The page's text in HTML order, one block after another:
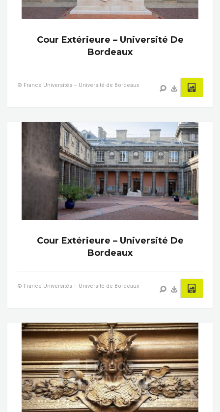
Cour Extérieure – Université De
Bordeaux
© France Universités – Université de Bordeaux
Cour Extérieure – Université De
Bordeaux
© France Universités – Université de Bordeaux